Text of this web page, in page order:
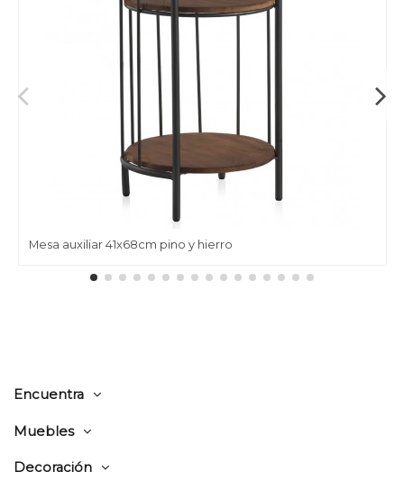
Mesa auxiliar 41x68cm pino y hierro
Encuentra
Muebles
Decoración